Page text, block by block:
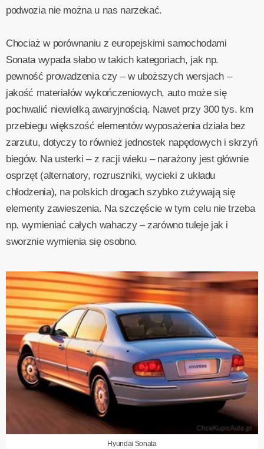
podwozia nie można u nas narzekać.
Chociaż w porównaniu z europejskimi samochodami
Sonata wypada słabo w takich kategoriach, jak np.
pewność prowadzenia czy – w uboższych wersjach –
jakość materiałów wykończeniowych, auto może się
pochwalić niewielką awaryjnością. Nawet przy 300 tys. km
przebiegu większość elementów wyposażenia działa bez
zarzutu, dotyczy to również jednostek napędowych i skrzyń
biegów. Na usterki – z racji wieku – narażony jest głównie
osprzęt (alternatory, rozruszniki, wycieki z układu
chłodzenia), na polskich drogach szybko zużywają się
elementy zawieszenia. Na szczęście w tym celu nie trzeba
np. wymieniać całych wahaczy – zarówno tuleje jak i
sworznie wymienia się osobno.
Hyundai Sonata